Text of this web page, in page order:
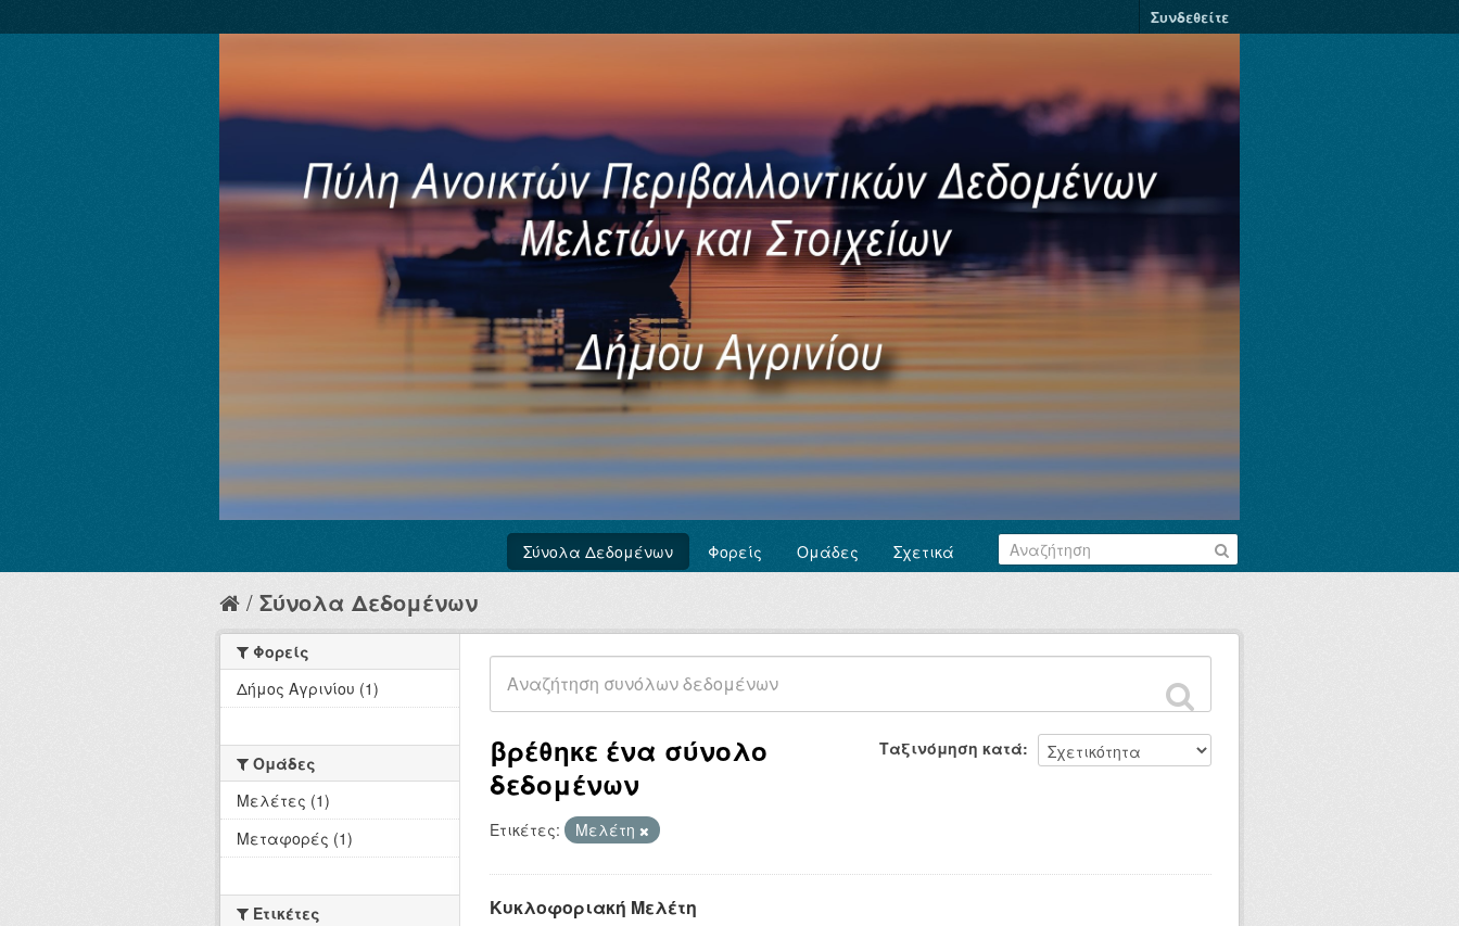
Συνδεθείτε
Σύνολα Δεδομένων Φορείς Ομάδες Σχετικά
Σύνολα Δεδομένων
Ταξινόμηση κατά
βρέθηκε ένα σύνολο
δεδομένων
Ετικέτες: Μελέτη
Κυκλοφοριακή Μελέτη
Φορείς
Δήμος Αγρινίου (1)
Ομάδες
Μελέτες (1)
Μεταφορές (1)
Ετικέτες